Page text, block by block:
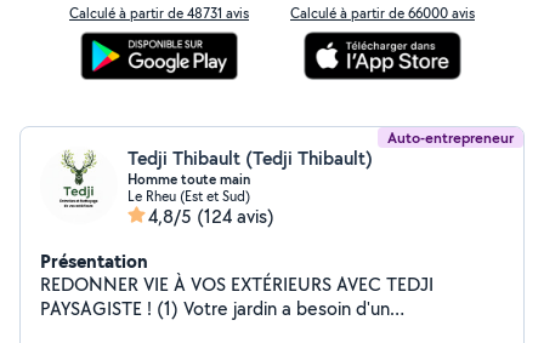
Calculé à partir de 48731 avis Calculé à partir de 66000 avis
Auto-entrepreneur
Tedji Thibault (Tedji Thibault)
Homme toute main
Le Rheu (Est et Sud)
4,8/5 (124 avis)
Présentation
REDONNER VIE À VOS EXTÉRIEURS AVEC TEDJI
PAYSAGISTE ! (1) Votre jardin a besoin d'un